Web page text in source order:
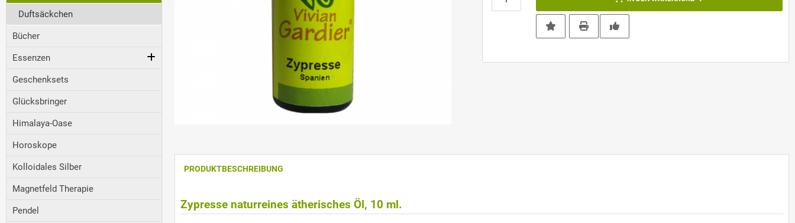
PRODUKTBESCHREIBUNG
Zypresse naturreines ätherisches Öl, 10 ml.
Duftsäckchen
Bücher
Essenzen
Geschenksets
Glücksbringer
Himalaya-Oase
Horoskope
Kolloidales Silber
Magnetfeld Therapie
Pendel